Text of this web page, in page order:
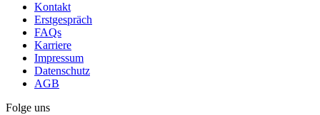
Kontakt
Erstgespräch
FAQs
Karriere
Impressum
Datenschutz
AGB
Folge uns